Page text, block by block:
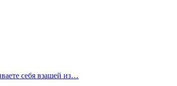
себя взашей из…